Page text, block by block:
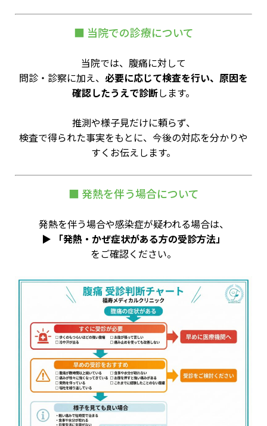
■ 当院での診療について
当院では、腹痛に対して
問診・診察に加え、 必要に応じて検査を行い、原因を
確認したうえで診断します。
推測や様子見だけに頼らず、
検査で得られた事実をもとに、今後の対応を分かりや
すくお伝えします。
■ 発熱を伴う場合について
発熱を伴う場合や感染症が疑われる場合は、
▶
「発熱・かぜ症状がある方の受診方法」
をご確認ください。